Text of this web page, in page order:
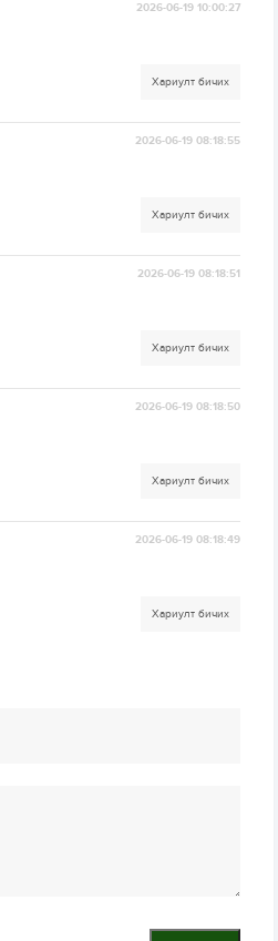
2026-06-19 10:00:27
Хариулт бичих
2026-06-19 08:18:55
Хариулт бичих
2026-06-19 08:18:51
Хариулт бичих
2026-06-19 08:18:50
Хариулт бичих
2026-06-19 08:18:49
Хариулт бичих